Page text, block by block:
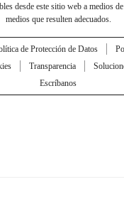
desde este sitio web a medios
medios que resulten adecuados.
de Protección de Datos
Transparencia
Escríbanos